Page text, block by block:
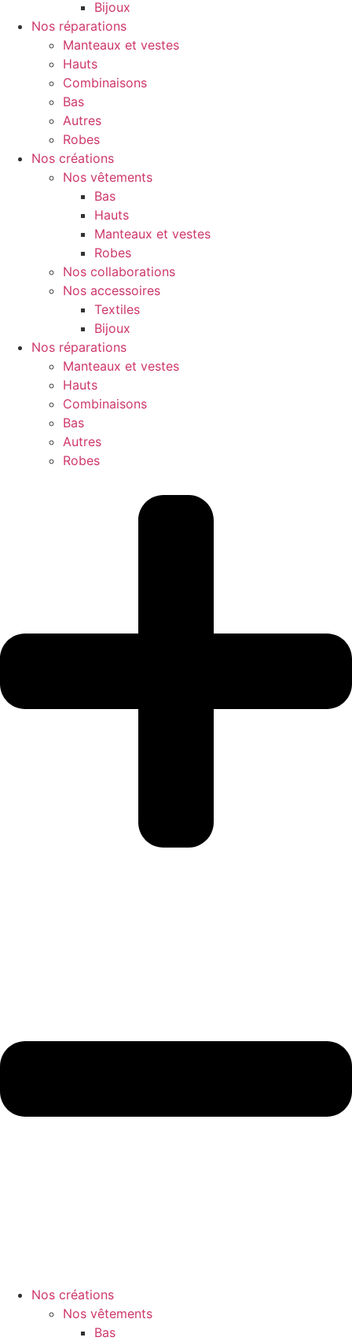
Bijoux
Nos réparations
Manteaux et vestes
Hauts
Combinaisons
Bas
Autres
Robes
Nos créations
Nos vêtements
Bas
Hauts
Manteaux et vestes
Robes
Nos collaborations
Nos accessoires
Textiles
Bijoux
Nos réparations
Manteaux et vestes
Hauts
Combinaisons
Bas
Autres
Robes
Nos créations
Nos vêtements
Bas